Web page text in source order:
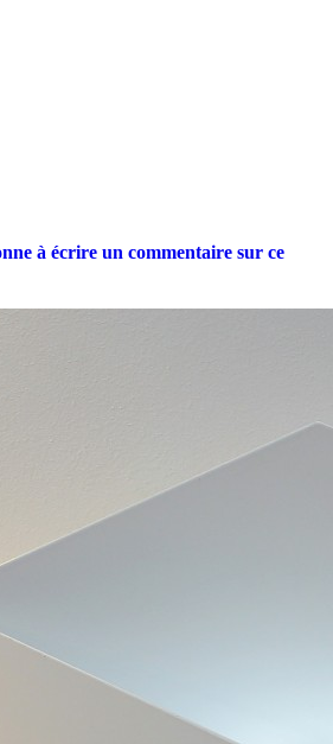
à écrire un commentaire sur ce